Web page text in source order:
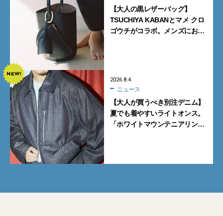
【大人の黒レザーバッグ】
TSUCHIYA KABANとマメ クロ
ゴウチがコラボ。メンズにおす
2026.8.4
ニュース
【大人が買うべき別注デニム】
夏でも着やすいライトオンス。
「ホワイトマウンテニアリン